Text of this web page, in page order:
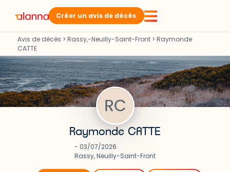
Créer un avis de décès
Avis de décès > Rassy,-Neuilly-Saint-Front > Raymonde
CATTE
Raymonde CATTE
- 03/07/2026
Rassy, Neuilly-Saint-Front